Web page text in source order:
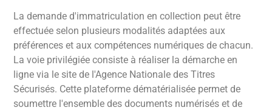
La demande d'immatriculation en collection peut être
effectuée selon plusieurs modalités adaptées aux
préférences et aux compétences numériques de chacun.
La voie privilégiée consiste à réaliser la démarche en
ligne via le site de l'Agence Nationale des Titres
Sécurisés. Cette plateforme dématérialisée permet de
soumettre l'ensemble des documents numérisés et de